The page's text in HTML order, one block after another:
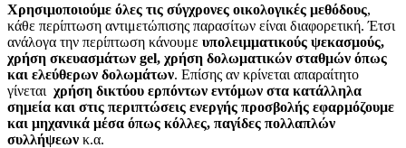
Χρησιμοποιούμε όλες τις σύγχρονες οικολογικές μεθόδους,
κάθε περίπτωση αντιμετώπισης παρασίτων είναι διαφορετική. Έτσι
ανάλογα την περίπτωση κάνουμε υπολειμματικούς ψεκασμούς,
χρήση σκευασμάτων gel, χρήση δολωματικών σταθμών όπως
και ελεύθερων δολωμάτων. Επίσης αν κρίνεται απαραίτητο
γίνεται χρήση δικτύου ερπόντων εντόμων στα κατάλληλα
σημεία και στις περιπτώσεις ενεργής προσβολής εφαρμόζουμε
και μηχανικά μέσα όπως κόλλες, παγίδες πολλαπλών
συλλήψεων κ.α.